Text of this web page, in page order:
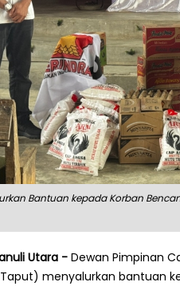
Bantuan kepada Korban
Utara -Dewan Pimpinan
menyalurkan bantuan